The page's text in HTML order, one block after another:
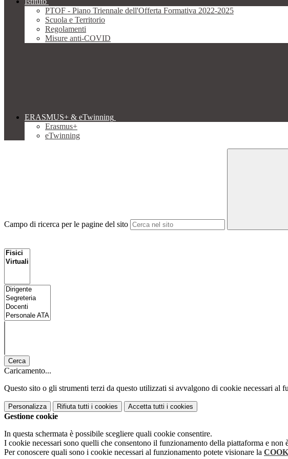
PTOF - Piano Triennale dell'Offerta Formativa 2022-2025
Scuola e Territorio
Regolamenti
Misure anti-COVID
ERASMUS+ & eTwinning
Erasmus+
eTwinning
Campo di ricerca per le pagine del sito
Cerca
Caricamento...
Questo sito o gli strumenti terzi da questo utilizzati si avvalgono di cookie necessari al
Personalizza Rifiuta tutti i cookies Accetta tutti i cookies
Gestione cookie
In questa schermata è possibile scegliere quali cookie consentire.
I cookie necessari sono quelli che consentono il funzionamento della piattaforma e non
Per conoscere quali sono i cookie necessari al funzionamento potete visionare la